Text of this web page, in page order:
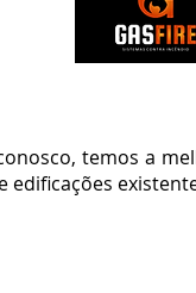
temos a
edificações